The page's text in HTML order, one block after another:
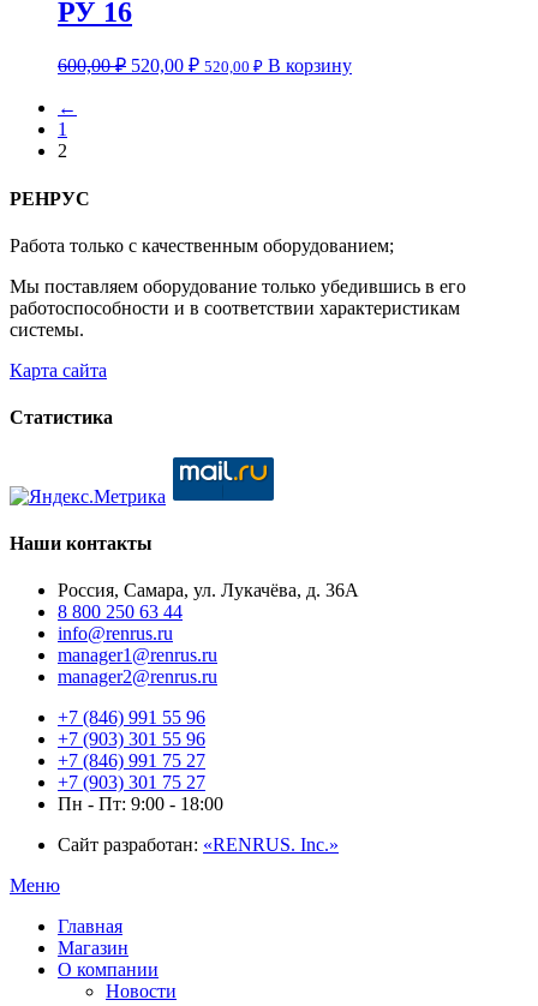
РУ 16
600,00₽ 520,00 ₽ 520,00 ₽ В корзину
←
1
2
РЕНРУС
Работа только с качественным оборудованием;
Мы поставляем оборудование только убедившись в его
работоспособности и в соответствии характеристикам
системы.
Карта сайта
Статистика
Наши контакты
Россия, Самара, ул. Лукачёва, д. 36А
8 800 250 63 44
info@renrus.ru
manager1@renrus.ru
manager2@renrus.ru
+7 (846) 991 55 96
+7 (903) 301 55 96
+7 (846) 991 75 27
+7 (903) 301 75 27
Пн - Пт: 9:00 - 18:00
Сайт разработан: «RENRUS. Inc.»
Меню
Главная
Магазин
О компании
Новости